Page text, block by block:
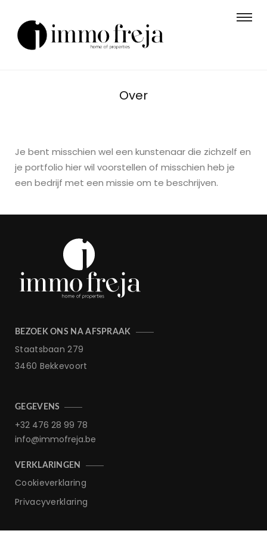
Over
Je bent misschien wel een kunstenaar die zichzelf en
je portfolio hier wil voorstellen of misschien heb je
een bedrijf met een missie om te beschrijven.
BEZOEK ONS NA AFSPRAAK
Staatsbaan 279
3460 Bekkevoort
GEGEVENS
+32 476 28 99 78
info@immofreja.be
VERKLARINGEN
Cookieverklaring
Privacyverklaring